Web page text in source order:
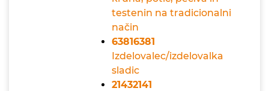
testenin na tradicionalni
način
63816381
Izdelovalec/izdelovalka
sladic
21432141